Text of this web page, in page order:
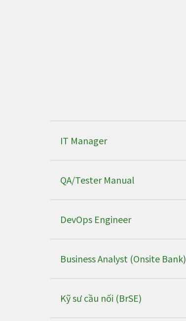
IT Manager
QA/Tester Manual
DevOps Engineer
Business Analyst (Onsite Bank)
Kỹ sư cầu nối (BrSE)